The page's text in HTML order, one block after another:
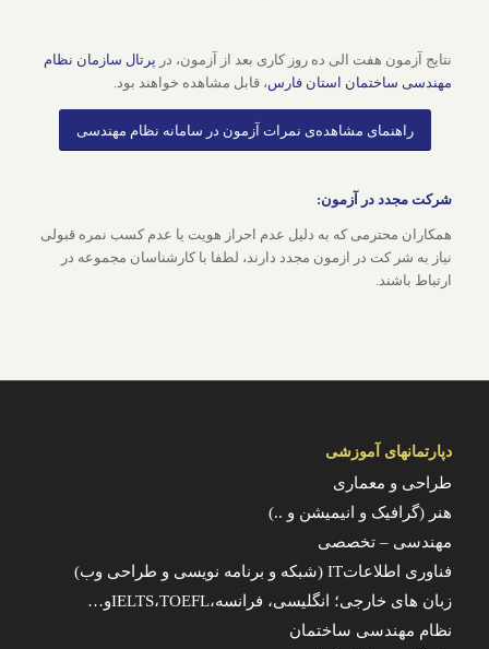
نتایج آزمون هفت الی ده روز کاری بعد از آزمون، در پرتال سازمان نظام
مهندسی ساختمان استان فارس، قابل مشاهده خواهند بود.
راهنمای مشاهده‌ی نمرات آزمون در سامانه نظام مهندسی
شرکت مجدد در آزمون:
همکاران محترمی که به دلیل عدم احراز هویت یا عدم کسب نمره قبولی
نیاز به شر کت در ازمون مجدد دارند، لطفا با کارشناسان مجموعه در
ارتباط باشند.
دپارتمانهای آموزشی
طراحی و معماری
هنر (گرافیک و انیمیشن و ..)
مهندسی – تخصصی
فناوری اطلاعاتIT (شبکه و برنامه نویسی و طراحی وب)
زبان های خارجی؛ انگلیسی، فرانسه،IELTS،TOEFLو…
نظام مهندسی ساختمان